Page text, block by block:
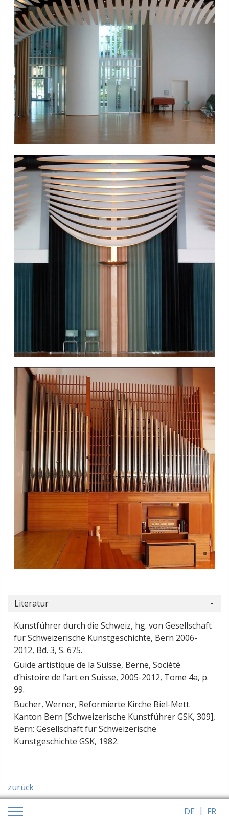
DE FR
Literatur
Kunstführer durch die Schweiz, hg. von Gesellschaft
für Schweizerische Kunstgeschichte, Bern 2006-
2012, Bd. 3, S. 675.
Guide artistique de la Suisse, Berne, Société
d’histoire de l’art en Suisse, 2005-2012, Tome 4a, p.
99.
Bucher, Werner, Reformierte Kirche Biel-Mett.
Kanton Bern [Schweizerische Kunstführer GSK, 309],
Bern: Gesellschaft für Schweizerische
Kunstgeschichte GSK, 1982.
zurück